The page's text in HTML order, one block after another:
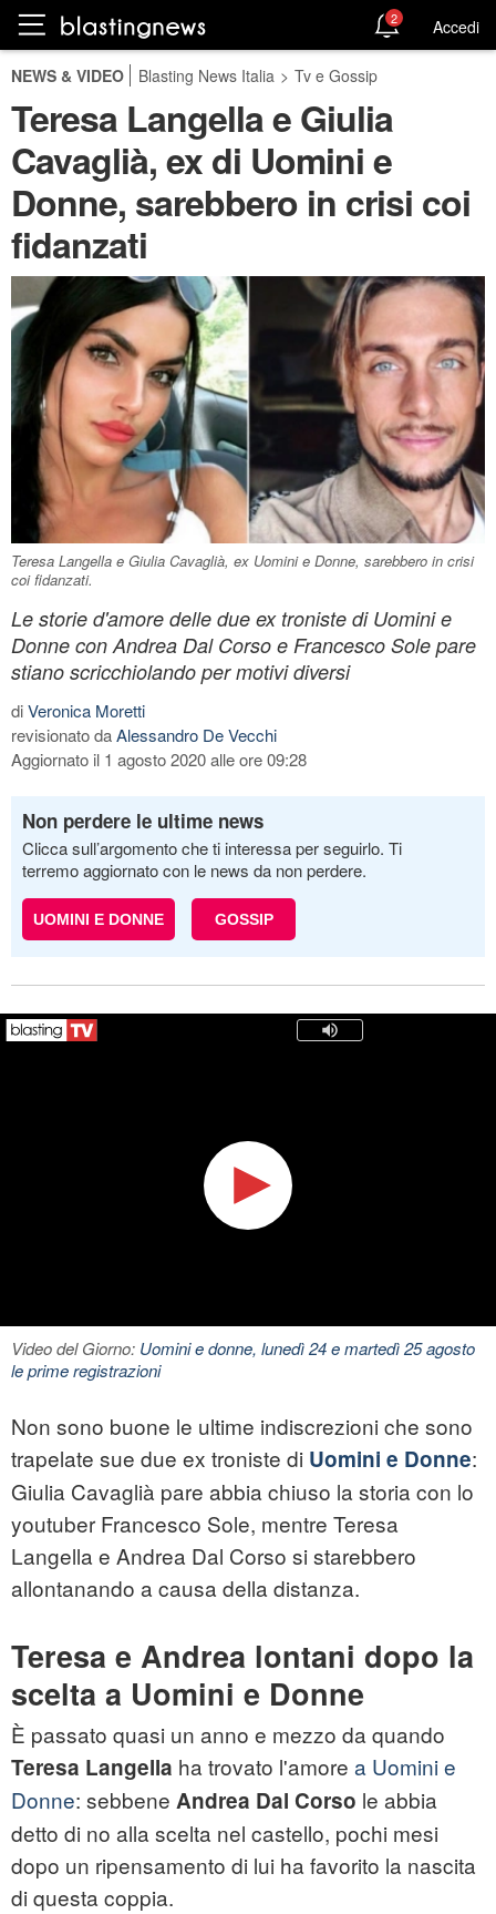
2 Accedi
NEWS & VIDEO Blasting News Italia > Tv e Gossip
Teresa Langella e Giulia
Cavaglià, ex di Uomini e
Donne, sarebbero in crisi coi
fidanzati
Teresa Langella e Giulia Cavaglià, ex Uomini e Donne, sarebbero in crisi
coi fidanzati.
Le storie d'amore delle due ex troniste di Uomini e
Donne con Andrea Dal Corso e Francesco Sole pare
stiano scricchiolando per motivi diversi
diVeronica Moretti
revisionato daAlessandro De Vecchi
Aggiornato il 1 agosto 2020 alle ore 09:28
Non perdere le ultime news
Clicca sull’argomento che ti interessa per seguirlo. Ti
terremo aggiornato con le news da non perdere.
UOMINI E DONNE GOSSIP
Video del Giorno: Uomini e donne, lunedì 24 e martedì 25 agosto
le prime registrazioni
Non sono buone le ultime indiscrezioni che sono
trapelate sue due ex troniste di Uomini e Donne:
Giulia Cavaglià pare abbia chiuso la storia con lo
youtuber Francesco Sole, mentre Teresa
Langella e Andrea Dal Corso si starebbero
allontanando a causa della distanza.
Teresa e Andrea lontani dopo la
scelta a Uomini e Donne
È passato quasi un anno e mezzo da quando
Teresa Langella ha trovato l'amore a Uomini e
Donne: sebbene Andrea Dal Corso le abbia
detto di no alla scelta nel castello, pochi mesi
dopo un ripensamento di lui ha favorito la nascita
di questa coppia.